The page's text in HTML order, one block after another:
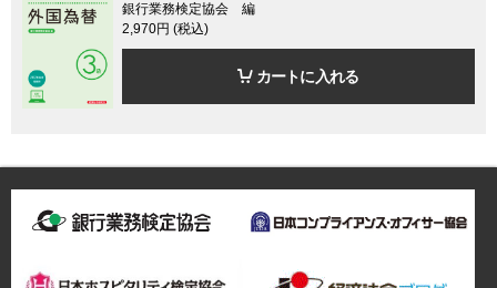
銀行業務検定協会 編
2,970円 (税込)
カートに入れる